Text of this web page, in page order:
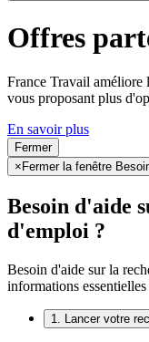
Offres
France Travail améliore
vous proposant plus
En savoir plus
Fermer
× Fermer la fenêtre
Besoin d'aide
d'emploi ?
Besoin d'aide sur la
informations
1. Lancer votre